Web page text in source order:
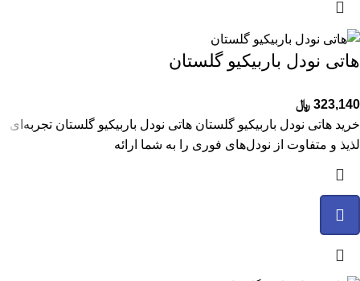
هاتی نودل باربیکیو گلستان
323,140 ﷼
خرید هاتی نودل باربیکیو گلستان هاتی نودل باربیکیو گلستان تجربه‌ای
لذیذ و متفاوت از نودل‌های فوری را به شما ارائه